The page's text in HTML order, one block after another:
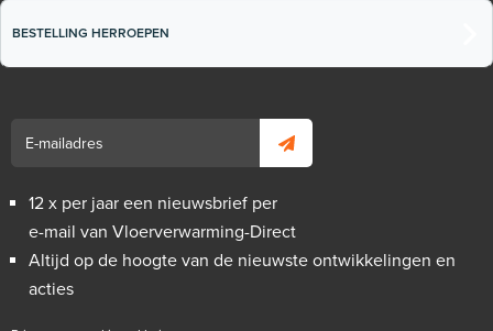
BESTELLING HERROEPEN
12 x per jaar een nieuwsbrief per
e-mail van Vloerverwarming-Direct
Altijd op de hoogte van de nieuwste ontwikkelingen en
acties